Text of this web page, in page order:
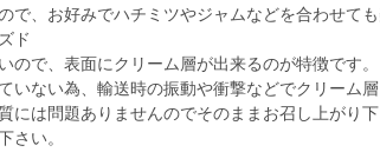
で、お好みでハチミツやジャムなどを合わせても
ド
ので、表面にクリーム層が出来るのが特徴です。
いない為、輸送時の振動や衝撃などでクリーム
には問題ありませんのでそのままお召し上がり
さい。